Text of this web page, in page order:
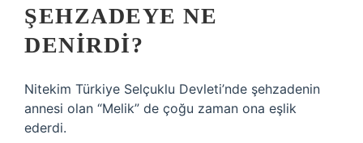
ŞEHZADEYE NE
DENIRDI?
Nitekim Türkiye Selçuklu Devleti’nde şehzadenin
annesi olan “Melik” de çoğu zaman ona eşlik
ederdi.